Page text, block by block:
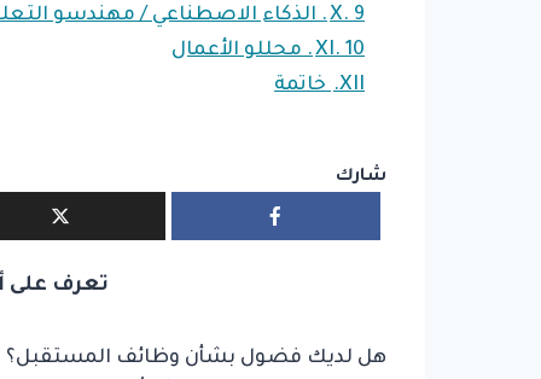
X. 9. الذكاء الاصطناعي / مهندسو التعلم الآلي
XI. 10. محللو الأعمال
XII.
خاتمة
شارك
تعرف على
هل لديك فضول بشأن وظائف المستقبل؟